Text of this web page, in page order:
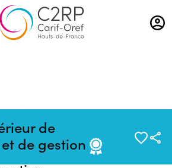
Aller
au
contenu
de
de gestion
ACADEMIQUE AMIENS -
GRETA